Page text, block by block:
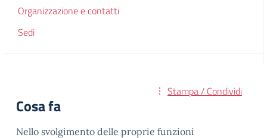
Organizzazione e contatti
Sedi
Stampa / Condividi
Cosa fa
Nello svolgimento delle proprie funzioni